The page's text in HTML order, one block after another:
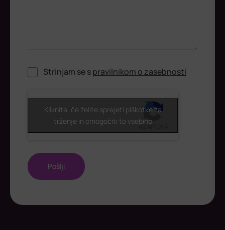
Strinjam se spravilnikom o zasebnosti
ReCaptcha
Kliknite, če želite sprejeti piškotke za
trženje in omogočiti to vsebino